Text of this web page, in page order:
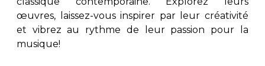
PARTITIONS POUR ENSEMBLES
Guitare et un autre
Musique de chambre
œuvres, laissez-vous inspirer par leur créativité
et vibrez au rythme de leur passion pour la
musique!